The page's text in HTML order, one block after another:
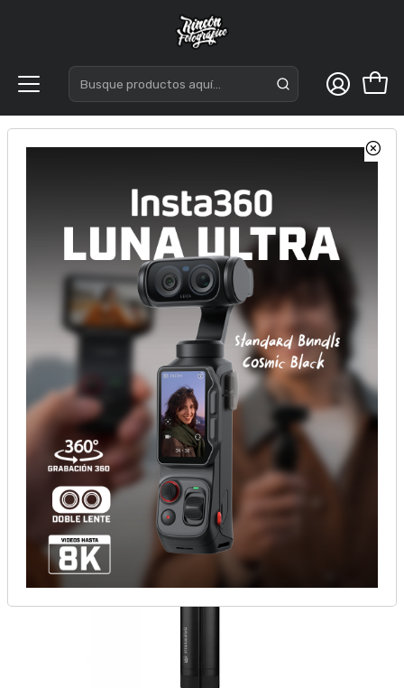
Inicio Insta360
Accesorios Insta360
Insta360 Mini tripode multiproposito